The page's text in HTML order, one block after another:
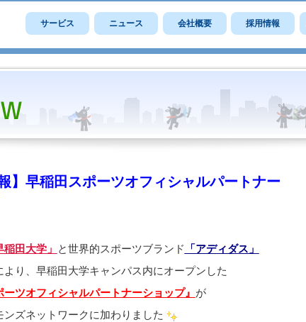
サービス ニュース 会社概要 採用情報
】早稲田スポーツオフィシャルパートナー
稲田大学」 と世界的スポーツブランド 「アディダス」
より、早稲田大学キャンパス内にオープンした
ーツオフィシャルパートナーショップ』 が
ンズネットワークに加わりました